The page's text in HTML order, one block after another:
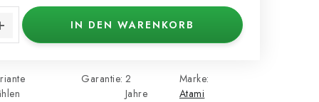
IN DEN WARENKORB
Marke:
Atami
Garantie: 2
Jahre